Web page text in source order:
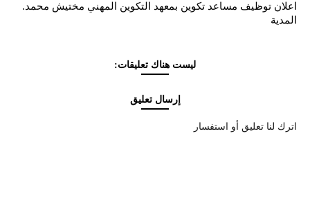
اعلان توظيف مساعد تكوين بمعهد التكوين المهني مختيش محمد.
المدية
ليست هناك تعليقات:
إرسال تعليق
اترك لنا تعليق أو استفسار